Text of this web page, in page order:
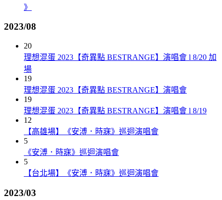
》
2023/08
20
理想混蛋 2023【奇異點 BESTRANGE】演唱會 l 8/20 加
場
19
理想混蛋 2023【奇異點 BESTRANGE】演唱會
19
理想混蛋 2023【奇異點 BESTRANGE】演唱會 l 8/19
12
【高雄場】《安溥．時寐》巡迴演唱會
5
《安溥．時寐》巡迴演唱會
5
【台北場】《安溥．時寐》巡迴演唱會
2023/03